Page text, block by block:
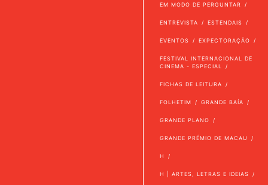
EM MODO DE PERGUNTAR
ENTREVISTA ESTENDAIS
EVENTOS EXPECTORAÇÃO
FESTIVAL INTERNACIONAL DE
CINEMA - ESPECIAL
FICHAS DE LEITURA
FOLHETIM GRANDE BAÍA
GRANDE PLANO
GRANDE PRÉMIO DE MACAU
H
H | ARTES, LETRAS E IDEIAS